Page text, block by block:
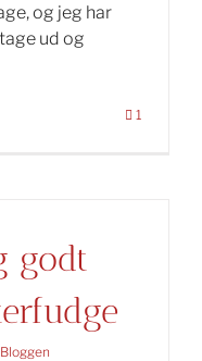
og jeg har
ud og
1
godt
Bloggen